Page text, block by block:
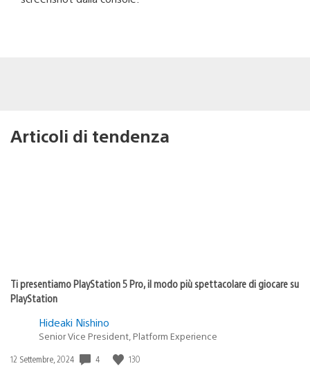
Articoli di tendenza
Ti presentiamo PlayStation 5 Pro, il modo più spettacolare di giocare su
PlayStation
Hideaki Nishino
Senior Vice President, Platform Experience
Data
12 Settembre, 2024 4 130